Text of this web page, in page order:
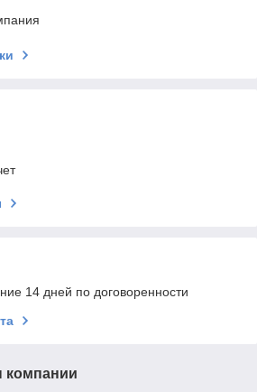
14 дней по договоренности
компании